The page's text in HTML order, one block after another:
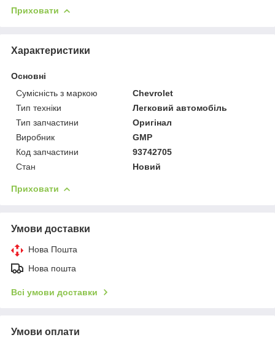
Приховати
Характеристики
Основні
Сумісність з маркою
Chevrolet
Тип техніки
Легковий автомобіль
Тип запчастини
Оригінал
Виробник
GMP
Код запчастини
93742705
Стан
Новий
Приховати
Умови доставки
Нова Пошта
Нова пошта
Всі умови доставки
Умови оплати